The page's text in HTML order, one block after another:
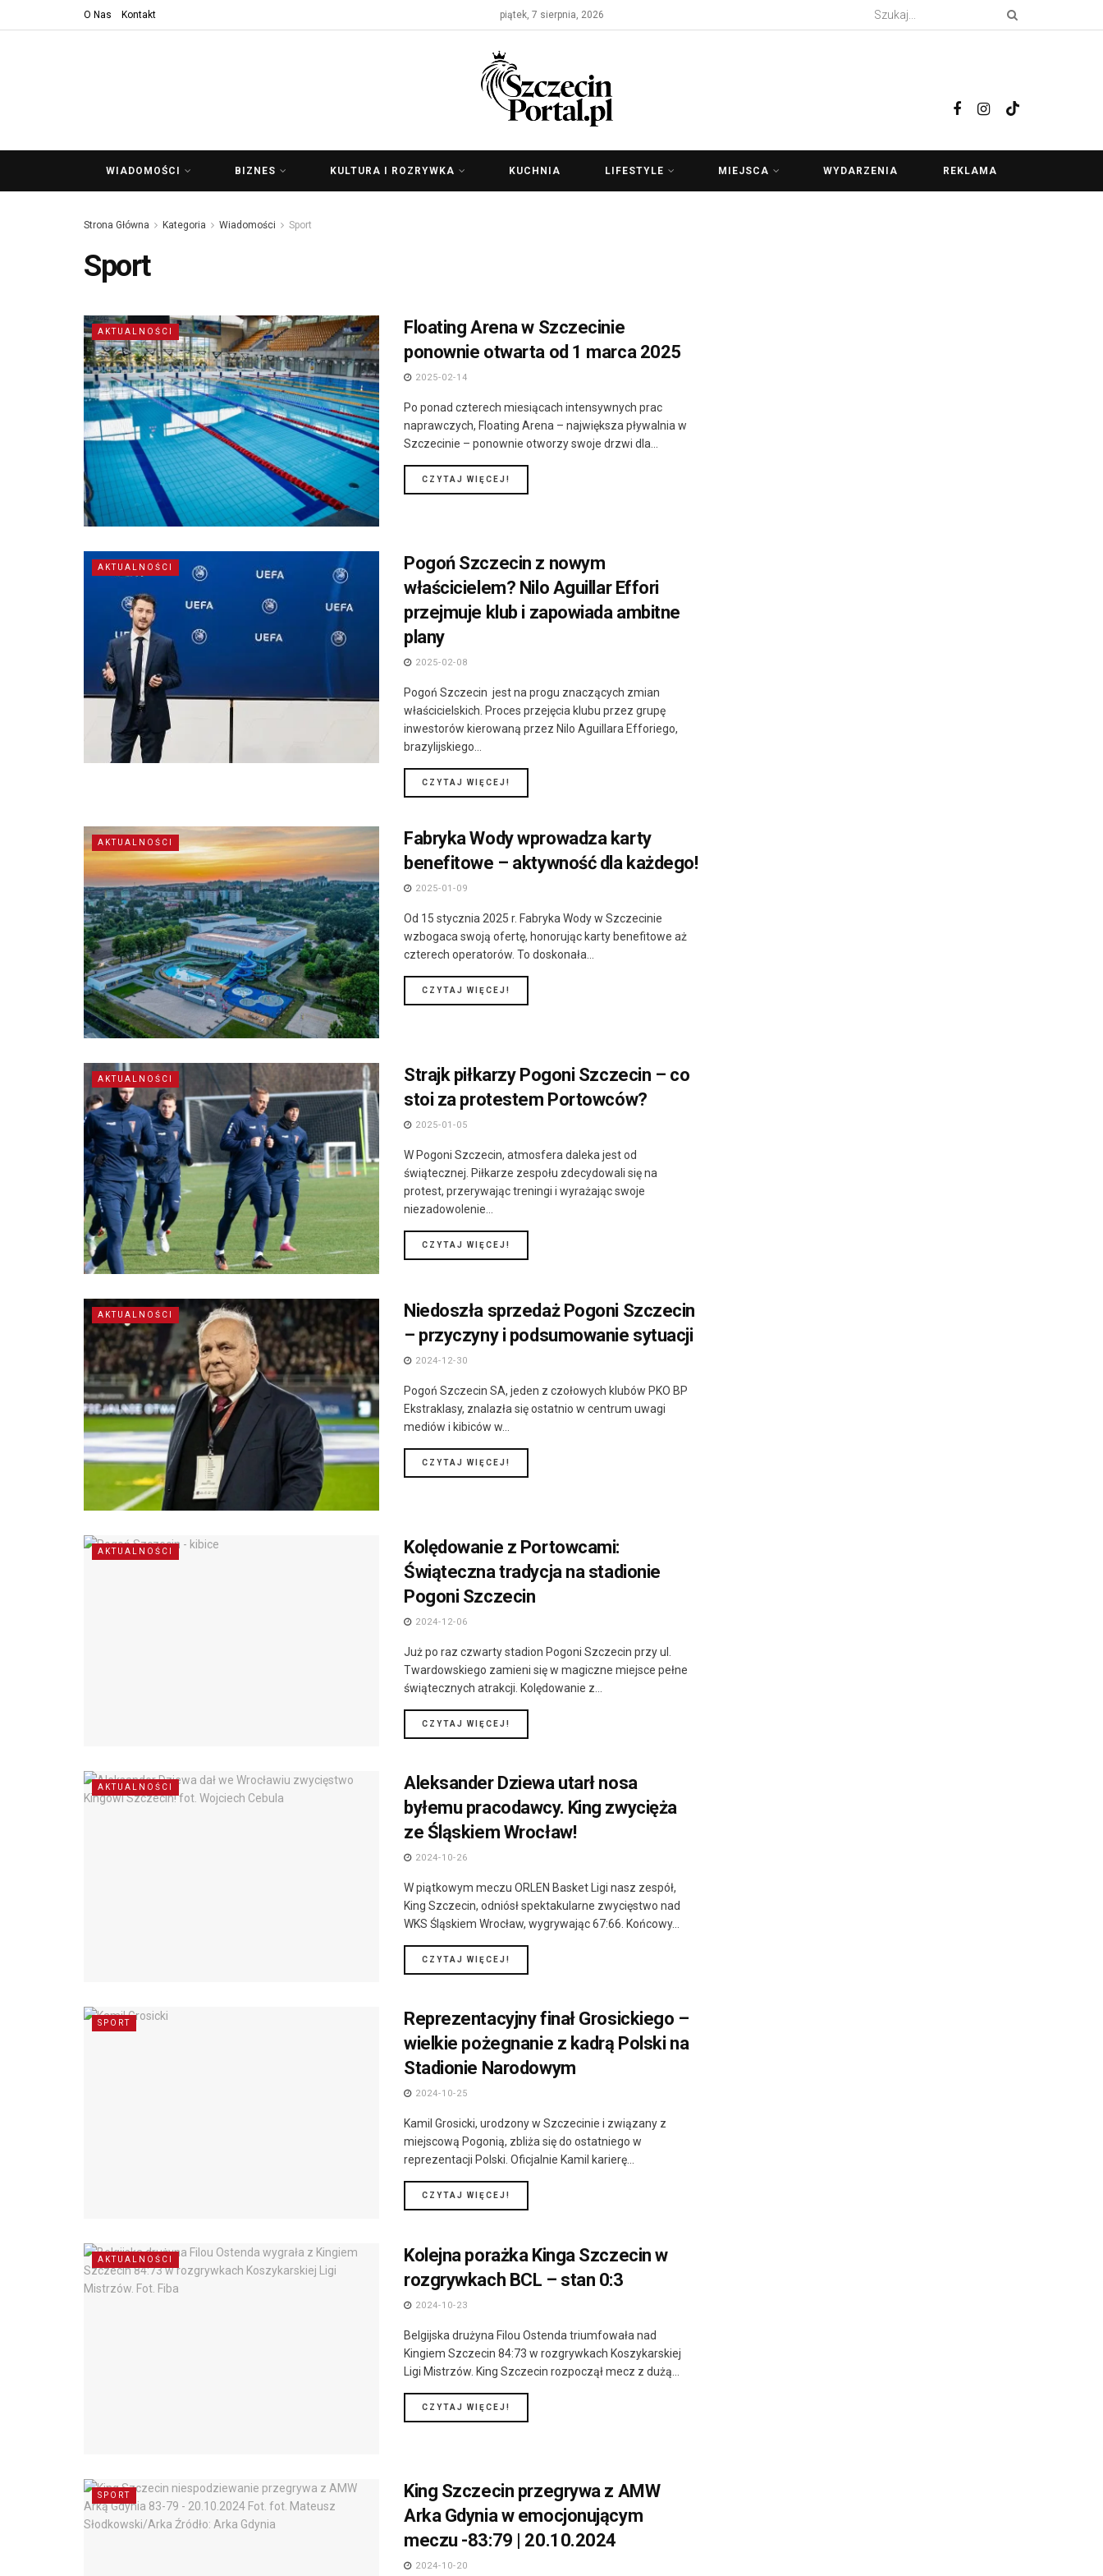
O Nas Kontakt piątek, 7 sierpnia, 2026
WIADOMOŚCI BIZNES KULTURA I ROZRYWKA KUCHNIA LIFESTYLE MIEJSCA WYDARZENIA REKLAMA
Strona Główna Kategoria Wiadomości Sport
Sport
AKTUALNOŚCI
Floating Arena w Szczecinie
ponownie otwarta od 1 marca 2025
2025-02-14
Po ponad czterech miesiącach intensywnych prac
naprawczych, Floating Arena – największa pływalnia w
Szczecinie – ponownie otworzy swoje drzwi dla...
CZYTAJ WIĘCEJ!
AKTUALNOŚCI
Pogoń Szczecin z nowym
właścicielem? Nilo Aguillar Effori
przejmuje klub i zapowiada ambitne
plany
2025-02-08
Pogoń Szczecin jest na progu znaczących zmian
właścicielskich. Proces przejęcia klubu przez grupę
inwestorów kierowaną przez Nilo Aguillara Efforiego,
brazylijskiego...
CZYTAJ WIĘCEJ!
AKTUALNOŚCI
Fabryka Wody wprowadza karty
benefitowe – aktywność dla każdego!
2025-01-09
Od 15 stycznia 2025 r. Fabryka Wody w Szczecinie
wzbogaca swoją ofertę, honorując karty benefitowe aż
czterech operatorów. To doskonała...
CZYTAJ WIĘCEJ!
AKTUALNOŚCI
Strajk piłkarzy Pogoni Szczecin – co
stoi za protestem Portowców?
2025-01-05
W Pogoni Szczecin, atmosfera daleka jest od
świątecznej. Piłkarze zespołu zdecydowali się na
protest, przerywając treningi i wyrażając swoje
niezadowolenie...
CZYTAJ WIĘCEJ!
AKTUALNOŚCI
Niedoszła sprzedaż Pogoni Szczecin
– przyczyny i podsumowanie sytuacji
2024-12-30
Pogoń Szczecin SA, jeden z czołowych klubów PKO BP
Ekstraklasy, znalazła się ostatnio w centrum uwagi
mediów i kibiców w...
CZYTAJ WIĘCEJ!
AKTUALNOŚCI
Kolędowanie z Portowcami:
Świąteczna tradycja na stadionie
Pogoni Szczecin
2024-12-06
Już po raz czwarty stadion Pogoni Szczecin przy ul.
Twardowskiego zamieni się w magiczne miejsce pełne
świątecznych atrakcji. Kolędowanie z...
CZYTAJ WIĘCEJ!
AKTUALNOŚCI
Aleksander Dziewa utarł nosa
byłemu pracodawcy. King zwycięża
ze Śląskiem Wrocław!
2024-10-26
W piątkowym meczu ORLEN Basket Ligi nasz zespół,
King Szczecin, odniósł spektakularne zwycięstwo nad
WKS Śląskiem Wrocław, wygrywając 67:66. Końcowy...
CZYTAJ WIĘCEJ!
SPORT
Reprezentacyjny finał Grosickiego –
wielkie pożegnanie z kadrą Polski na
Stadionie Narodowym
2024-10-25
Kamil Grosicki, urodzony w Szczecinie i związany z
miejscową Pogonią, zbliża się do ostatniego w
reprezentacji Polski. Oficjalnie Kamil karierę...
CZYTAJ WIĘCEJ!
AKTUALNOŚCI
Kolejna porażka Kinga Szczecin w
rozgrywkach BCL – stan 0:3
2024-10-23
Belgijska drużyna Filou Ostenda triumfowała nad
Kingiem Szczecin 84:73 w rozgrywkach Koszykarskiej
Ligi Mistrzów. King Szczecin rozpoczął mecz z dużą...
CZYTAJ WIĘCEJ!
SPORT
King Szczecin przegrywa z AMW
Arka Gdynia w emocjonującym
meczu -83:79 | 20.10.2024
2024-10-20